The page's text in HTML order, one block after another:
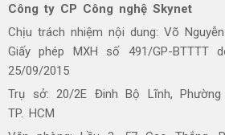
Công ty CP Công nghệ Skynet
Chịu trách nhiệm nội dung: Võ
Giấy phép MXH số 491/GP-BTTTT
25/09/2015
Trụ sở: 20/2E Đinh Bộ Lĩnh, Phường
TP. HCM